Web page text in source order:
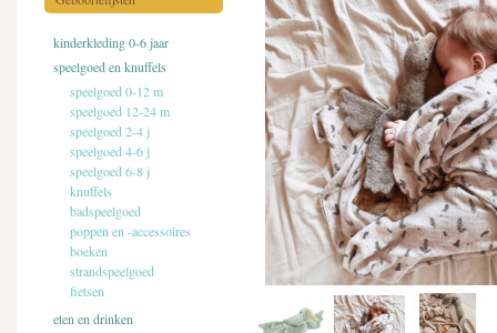
kinderkleding 0-6 jaar
speelgoed en knuffels
speelgoed 0-12 m
speelgoed 12-24 m
speelgoed 2-4 j
speelgoed 4-6 j
speelgoed 6-8 j
knuffels
badspeelgoed
poppen en -accessoires
boeken
strandspeelgoed
fietsen
eten en drinken